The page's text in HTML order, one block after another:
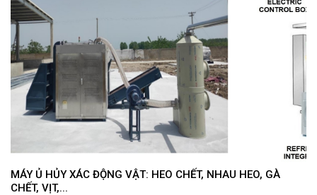
MÁY Ủ HỦY XÁC ĐỘNG VẬT: HEO CHẾT, NHAU HEO, GÀ
CHẾT, VỊT,...